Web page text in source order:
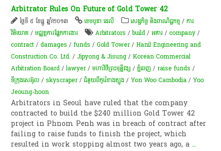
Arbitrator Rules On Future of Gold Tower 42
ថ្ងៃទី ៥ ខែធ្នូ ឆ្នាំ២០១៣ ខេមបូឌា ដេលី សេដ្ឋកិច្ច និងពាណិជ្ជកម្ម /ការ
វិនិយោគ /មជ្ឈត្តការផ្នែកការងារ Arbitrators /build /អគារ​ /company /
contract /damages /funds /Gold Tower/Hanil Engineering and
Construction Co. Ltd. /Jipyong & Jisung /Korean Commercial
Arbitration Board /lawyer/មហាវិថីព្រះមុន្នីវង្ស /ភ្នំពេញ /raise funds /
ទីក្រុងសេអ៊ូល /skyscraper/ជំនួយពីកូរ៉េខាងត្បូង /Yon Woo Cambodia /Yoo
Jeoung-hoon
Arbitrators in Seoul have ruled that the company
contracted to build the $240 million Gold Tower 42
project in Phnom Penh was in breach of contract after
failing to raise funds to finish the project, which
resulted in work stopping almost two years ago, a...